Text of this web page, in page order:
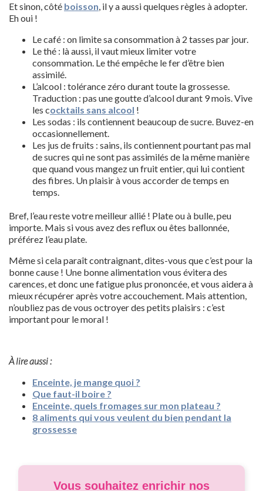
Et sinon, côté boisson, il y a aussi quelques règles à adopter.
Eh oui !
Le café : on limite sa consommation à 2 tasses par jour.
Le thé : là aussi, il vaut mieux limiter votre
consommation. Le thé empêche le fer d’être bien
assimilé.
L’alcool : tolérance zéro durant toute la grossesse.
Traduction : pas une goutte d’alcool durant 9 mois. Vive
les cocktails sans alcool !
Les sodas : ils contiennent beaucoup de sucre. Buvez-en
occasionnellement.
Les jus de fruits : sains, ils contiennent pourtant pas mal
de sucres qui ne sont pas assimilés de la même manière
que quand vous mangez un fruit entier, qui lui contient
des fibres. Un plaisir à vous accorder de temps en
temps.
Bref, l’eau reste votre meilleur allié ! Plate ou à bulle, peu
importe. Mais si vous avez des reflux ou êtes ballonnée,
préférez l’eau plate.
Même si cela paraît contraignant, dites-vous que c’est pour la
bonne cause ! Une bonne alimentation vous évitera des
carences, et donc une fatigue plus prononcée, et vous aidera à
mieux récupérer après votre accouchement. Mais attention,
n’oubliez pas de vous octroyer des petits plaisirs : c’est
important pour le moral !
À lire aussi :
Enceinte, je mange quoi ?
Que faut-il boire ?
Enceinte, quels fromages sur mon plateau ?
8 aliments qui vous veulent du bien pendant la
grossesse
Vous souhaitez enrichir nos